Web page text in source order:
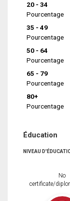
20 - 34
Pourcentage
35 - 49
Pourcentage
50 - 64
Pourcentage
65 - 79
Pourcentage
80+
Pourcentage
Éducation
NIVEAU
No
certificate/